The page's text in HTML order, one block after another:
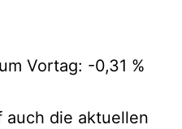
Vortag: -0,31 %
auch die aktuellen